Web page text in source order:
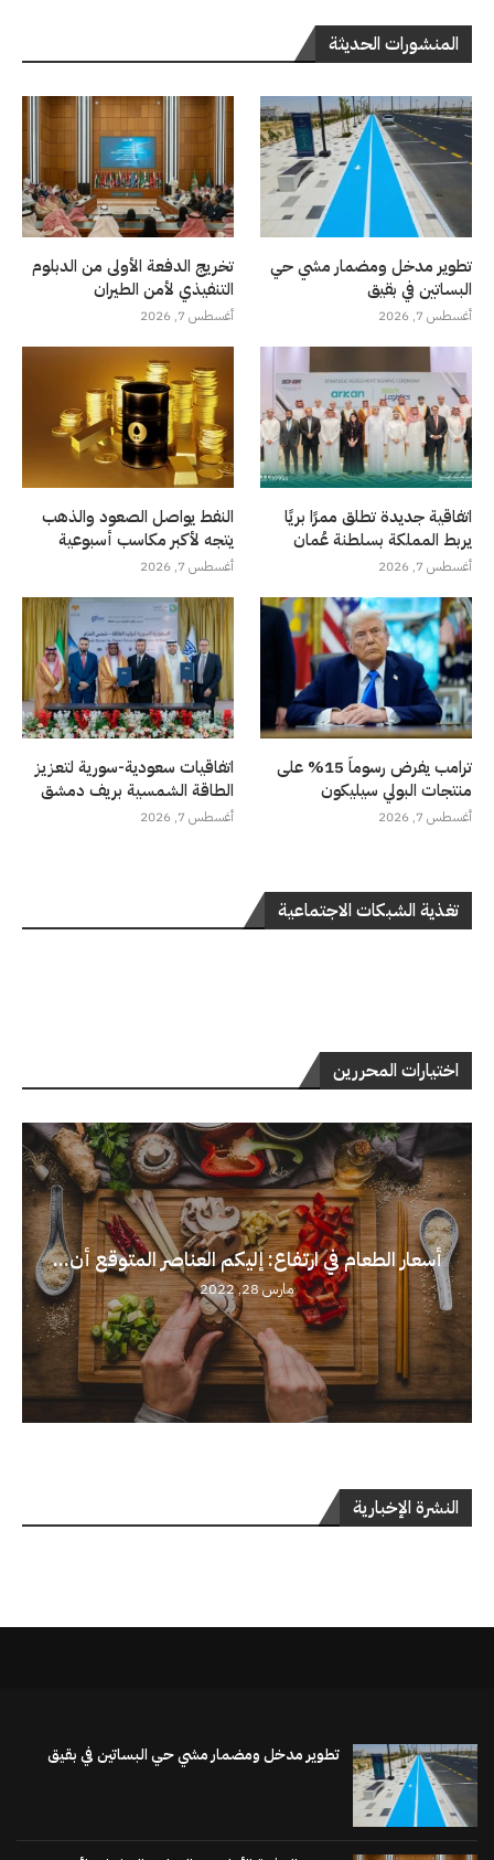
المنشورات الحديثة
تطوير مدخل ومضمار مشي حي
البساتين في بقيق
أغسطس 7, 2026
تخريج الدفعة الأولى من الدبلوم
التنفيذي لأمن الطيران
أغسطس 7, 2026
اتفاقية جديدة تطلق ممرًا بريًا
يربط المملكة بسلطنة عُمان
أغسطس 7, 2026
النفط يواصل الصعود والذهب
يتجه لأكبر مكاسب أسبوعية
أغسطس 7, 2026
ترامب يفرض رسوماً 15% على
منتجات البولي سيليكون
أغسطس 7, 2026
اتفاقيات سعودية-سورية لتعزيز
الطاقة الشمسية بريف دمشق
أغسطس 7, 2026
تغذية الشبكات الاجتماعية
اختيارات المحررين
أسعار الطعام في ارتفاع: إليكم العناصر المتوقع أن...
مارس 28, 2022
النشرة الإخبارية
تطوير مدخل ومضمار مشي حي البساتين في بقيق